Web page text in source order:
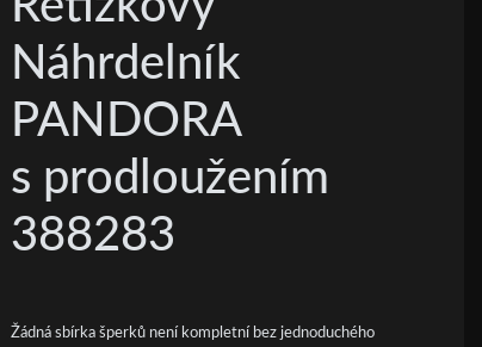
Náhrdelník
PANDORA
s prodloužením
388283
Žádná sbírka šperků není kompletní bez jednoduchého